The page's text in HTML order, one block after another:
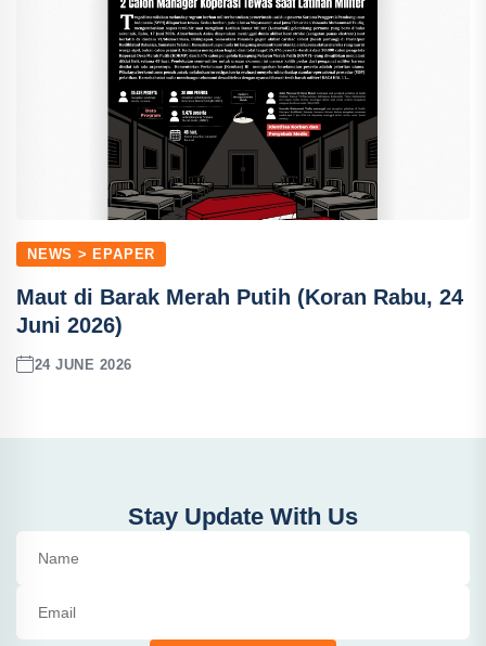
NEWS > EPAPER
Maut di Barak Merah Putih (Koran Rabu, 24
Juni 2026)
24 JUNE 2026
Stay Update With Us